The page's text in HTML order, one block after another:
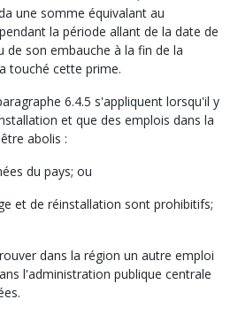
une somme équivalant au
la période allant de la date de
de son embauche à la fin de la
touché cette prime.
6.4.5 s'appliquent lorsqu'il y
et que des emplois dans la
abolis :
du pays; ou
et de réinstallation sont prohibitifs;
dans la région un autre emploi
l'administration publique centrale